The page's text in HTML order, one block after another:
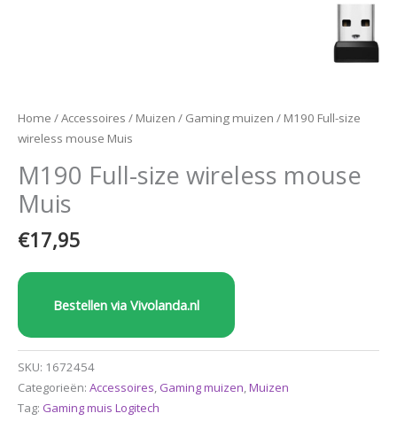
Home /Accessoires / Muizen / Gaming muizen / M190 Full-size
wireless mouse Muis
M190 Full-size wireless mouse
Muis
€17,95
Bestellen via Vivolanda.nl
SKU: 1672454
Categorieën: Accessoires, Gaming muizen,Muizen
Tag: Gaming muis Logitech